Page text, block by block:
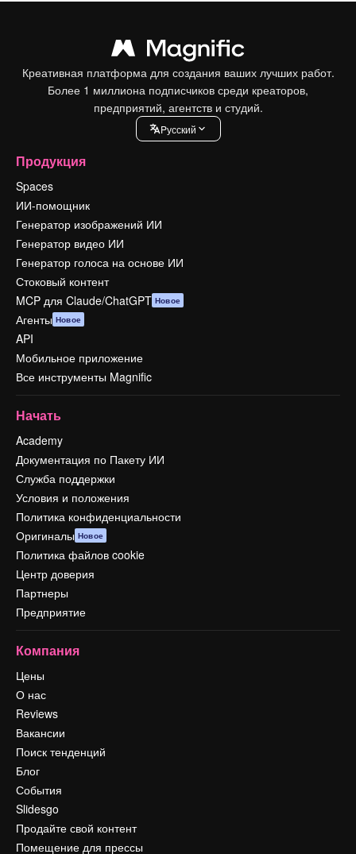
Креативная платформа для создания ваших лучших работ.
Более 1 миллиона подписчиков среди креаторов,
предприятий, агентств и студий.
Pусский
Продукция
Spaces
ИИ-помощник
Генератор изображений ИИ
Генератор видео ИИ
Генератор голоса на основе ИИ
Стоковый контент
MCP для Claude/ChatGPT Новое
Агенты Новое
API
Мобильное приложение
Все инструменты Magnific
Начать
Academy
Документация по Пакету ИИ
Служба поддержки
Условия и положения
Политика конфиденциальности
Оригиналы Новое
Политика файлов cookie
Центр доверия
Партнеры
Предприятие
Компания
Цены
О нас
Reviews
Вакансии
Поиск тенденций
Блог
События
Slidesgo
Продайте свой контент
Помещение для прессы